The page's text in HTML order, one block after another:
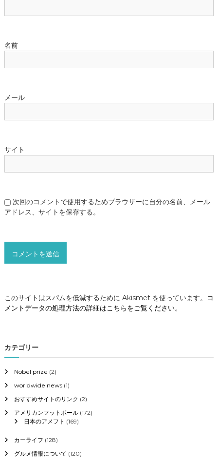
名前
メール
サイト
次回のコメントで使用するためブラウザーに自分の名前、メール
アドレス、サイトを保存する。
このサイトはスパムを低減するために Akismet を使っています。
コ
メントデータの処理方法の詳細はこちらをご覧ください。
カテゴリー
Nobel prize (2)
worldwide news(1)
おすすめサイトのリンク (2)
アメリカンフットボール(172)
日本のアメフト (169)
カーライフ (128)
グルメ情報について (120)